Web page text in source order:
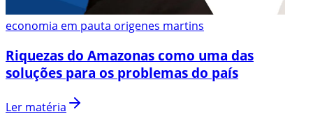
economia em pauta origenes martins
Riquezas do Amazonas como uma das
soluções para os problemas do país
Ler matéria